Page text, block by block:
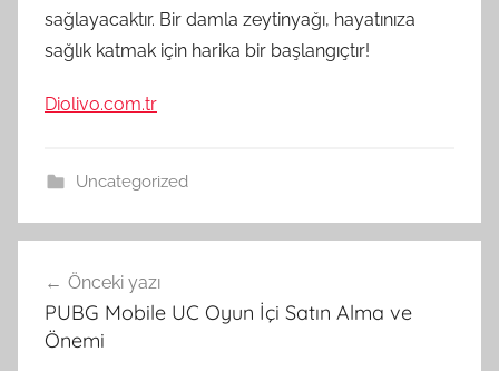
sağlayacaktır. Bir damla zeytinyağı, hayatınıza
sağlık katmak için harika bir başlangıçtır!
Diolivo.com.tr
Uncategorized
gezinmesi
Önceki yazı
PUBG Mobile UC Oyun İçi Satın Alma ve
Önemi